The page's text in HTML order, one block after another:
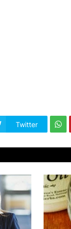
Twitter